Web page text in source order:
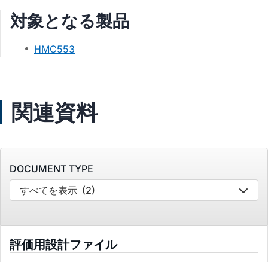
対象となる製品
HMC553
関連資料
DOCUMENT TYPE
すべてを表示 (2)
評価用設計ファイル